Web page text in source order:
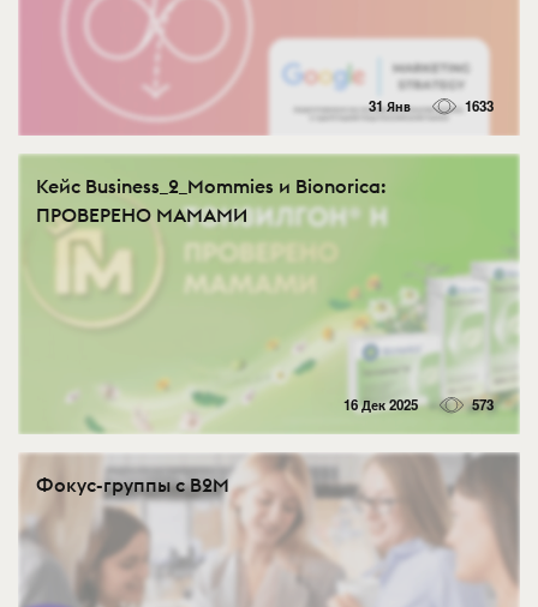
31 Янв 1633
Кейс Business_2_Mommies и Bionorica:
ПРОВЕРЕНО МАМАМИ
16 Дек 2025 573
Фокус-группы с B2M